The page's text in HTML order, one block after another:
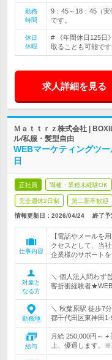
勤務
時間
9：45～18：45（
です。
休日
休暇
# 《年間休日125日
取ることも可能で
求人詳細を見る
Ｍａｔｔｒｚ株式会社 |
ル/私服・髪型自由
WEBマーケティングツ
日
正社員 職種・業種未経験OK
完全週休2日制 第二新卒歓迎
情報更新日：2026/04/24 終了予
仕事内容
【電話やメールを
クセスとして、当
企業様のサポートを
対象と
なる方
＼ 個人法人問わず
客折衝経験者
勤務地
＼ 秋葉原駅 徒歩7
都千代田区東神田1-
給与
月給 250,000円～
上、優遇します。